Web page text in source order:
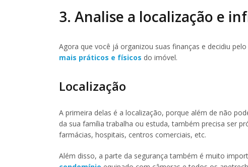
3. Analise a localização e
Agora que você já organizou suas finanças e decidiu
mais práticos e físicos do imóvel.
Localização
A primeira delas é a localização, porque além de não
da sua família trabalha ou estuda, também precisa ser
farmácias, hospitais, centros comerciais, etc.
Além disso, a parte da segurança também é muito